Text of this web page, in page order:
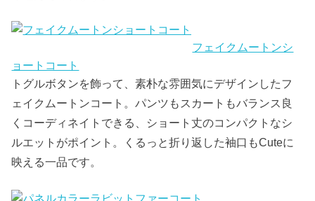
フェイクムートンシ
ョートコート
トグルボタンを飾って、素朴な雰囲気にデザインしたフ
ェイクムートンコート。パンツもスカートもバランス良
くコーディネイトできる、ショート丈のコンパクトなシ
ルエットがポイント。くるっと折り返した袖口もCuteに
映える一品です。